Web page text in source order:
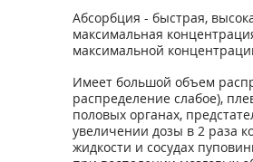
Абсорбция - быстрая,
максимальная
максимальной
Имеет большой объем
распределение слабое),
половых органах,
увеличении дозы в 2 раза
жидкости и сосудах